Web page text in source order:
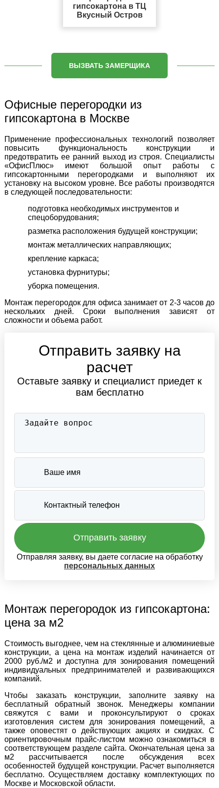
гипсокартона в ТЦ
Вкусный Остров
ВЫЗВАТЬ ЗАМЕРЩИКА
Офисные перегородки из
гипсокартона в Москве
Применение профессиональных технологий позволяет
повысить функциональность конструкции и
предотвратить ее ранний выход из строя. Специалисты
«ОфисПлюс» имеют большой опыт работы с
гипсокартонными перегородками и выполняют их
установку на высоком уровне. Все работы производятся
в следующей последовательности:
подготовка необходимых инструментов и
спецоборудования;
разметка расположения будущей конструкции;
монтаж металлических направляющих;
крепление каркаса;
установка фурнитуры;
уборка помещения.
Монтаж перегородок для офиса занимает от 2-3 часов до
нескольких дней. Сроки выполнения зависят от
сложности и объема работ.
Отправить заявку на
расчет
Оставьте заявку и специалист приедет к
вам бесплатно
Отправляя заявку, вы даете согласие на обработку
персональных данных
Монтаж перегородок из гипсокартона:
цена за м2
Стоимость выгоднее, чем на стеклянные и алюминиевые
конструкции, а цена на монтаж изделий начинается от
2000 руб./м2 и доступна для зонирования помещений
индивидуальных предпринимателей и развивающихся
компаний.
Чтобы заказать конструкции, заполните заявку на
бесплатный обратный звонок. Менеджеры компании
свяжутся с вами и проконсультируют о сроках
изготовления систем для зонирования помещений, а
также оповестят о действующих акциях и скидках. С
ориентировочным прайс-листом можно ознакомиться в
соответствующем разделе сайта. Окончательная цена за
м2 рассчитывается после обсуждения всех
особенностей будущей конструкции. Расчет выполняется
бесплатно. Осуществляем доставку комплектующих по
Москве и Московской области.